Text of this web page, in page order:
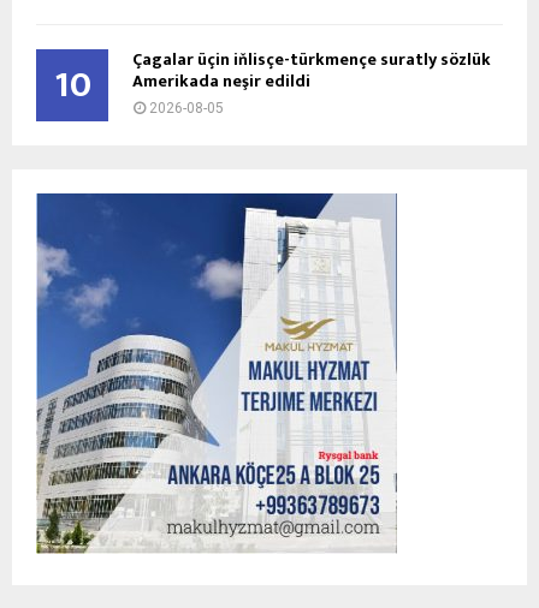
10 Çagalar üçin iňlisçe-türkmençe suratly sözlük
Amerikada neşir edildi
2026-08-05